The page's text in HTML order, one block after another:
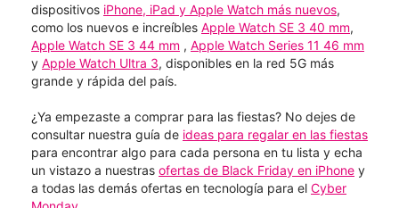
dispositivos iPhone, iPad y Apple Watch más nuevos,
como los nuevos e increíbles Apple Watch SE 3 40 mm,
Apple Watch SE 3 44 mm , Apple Watch Series 11 46 mm
y Apple Watch Ultra 3, disponibles en la red 5G más
grande y rápida del país.
¿Ya empezaste a comprar para las fiestas? No dejes de
consultar nuestra guía de ideas para regalar en las fiestas
para encontrar algo para cada persona en tu lista y echa
un vistazo a nuestras ofertas de Black Friday en iPhone y
a todas las demás ofertas en tecnología para el Cyber